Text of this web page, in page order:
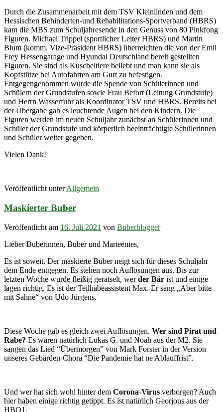
Durch die Zusammenarbeit mit dem TSV Kleinlinden und dem
Hessischen Behinderten-und Rehabilitations-Sportverband (HBRS)
kam die MBS zum Schuljahresende in den Genuss von 80 Pinkfong
Figuren. Michael Trippel (sportlicher Leiter HBRS) und Martin
Blum (komm. Vize-Präsident HBRS) überreichten die von der Emil
Frey Hessengarage und Hyundai Deutschland bereit gestellten
Figuren. Sie sind als Kuscheltiere beliebt und man kann sie als
Kopfstütze bei Autofahrten am Gurt zu befestigen.
Entgegengenommen wurde die Spende von Schülerinnen und
Schülern der Grundstufen sowie Frau Befort (Leitung Grundstufe)
und Herrn Wasserfuhr als Koordinator TSV und HBRS. Bereits bei
der Übergabe gab es leuchtende Augen bei den Kindern. Die
Figuren werden im neuen Schuljahr zunächst an Schülerinnen und
Schüler der Grundstufe und körperlich beeinträchtigte Schülerinnen
und Schüler weiter gegeben.
Vielen Dank!
Veröffentlicht unter Allgemein
Maskierter Buber
Veröffentlicht am 16. Juli 2021 von Buberblogger
Lieber Buberinnen, Buber und Marteenies,
Es ist soweit. Der maskierte Buber neigt sich für dieses Schuljahr
dem Ende entgegen. Es stehen noch Auflösungen aus. Bis zur
letzten Woche wurde fleißig gerätselt, werder Bär ist und einige
lagen richtig. Es ist der Teilhabeassistent Max. Er sang „Aber bitte
mit Sahne“ von Udo Jürgens.
Diese Woche gab es gleich zwei Auflösungen. Wer sind Pirat und
Rabe? Es waren natürlich Lukas G. und Noah aus der M2. Sie
sangen das Lied “Übermorgen” von Mark Forster in der Version
unseres Gebärden-Chora “Die Pandemie hat ne Ablauffrist”.
Und wer hat sich wohl hinter dem Corona-Virus verborgen? Auch
hier haben einige richtig getippt. Es ist natürlich Georjous aus der
HBO1.